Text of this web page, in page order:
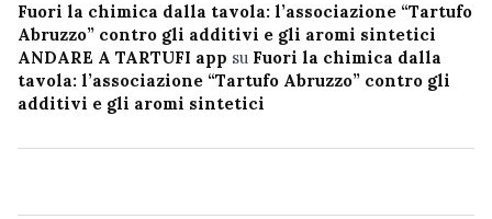
Fuori la chimica dalla tavola: l’associazione “Tartufo
Abruzzo” contro gli additivi e gli aromi sintetici
ANDARE A TARTUFI app su Fuori la chimica dalla
tavola: l’associazione “Tartufo Abruzzo” contro gli
additivi e gli aromi sintetici